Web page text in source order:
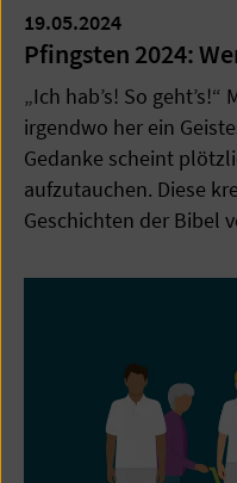
19.05.2024
Pfingsten 2024:
„Ich hab’s! So
irgendwo her ein
Gedanke scheint
aufzutauchen. Diese
Geschichten der Bibel